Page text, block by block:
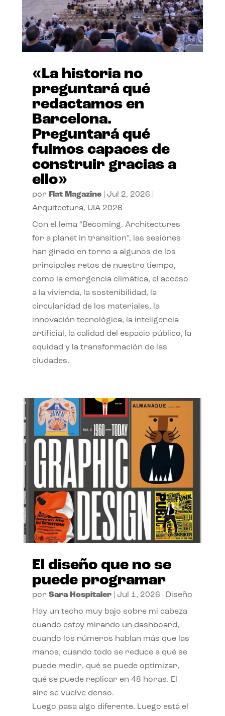
«La historia no
preguntará qué
redactamos en
Barcelona.
Preguntará qué
fuimos capaces de
construir gracias a
ello»
por Flat Magazine| Jul 2, 2026
Arquitectura, UIA 2026
Con el lema “Becoming. Architectures
for a planet in transition”, las sesiones
han girado en torno a algunos de los
principales retos de nuestro tiempo,
como la emergencia climática, el acceso
a la vivienda, la sostenibilidad, la
circularidad de los materiales, la
innovación tecnológica, la inteligencia
artificial, la calidad del espacio público, la
equidad y la transformación de las
ciudades.
El diseño que no se
puede programar
por Sara Hospitaler| Jul 1, 2026 Diseño
Hay un techo muy bajo sobre mi cabeza
cuando estoy mirando un dashboard,
cuando los números hablan más que las
manos, cuando todo se reduce a qué se
puede medir, qué se puede optimizar,
qué se puede replicar en 48 horas. El
aire se vuelve denso.
Luego pasa algo diferente. Luego está el